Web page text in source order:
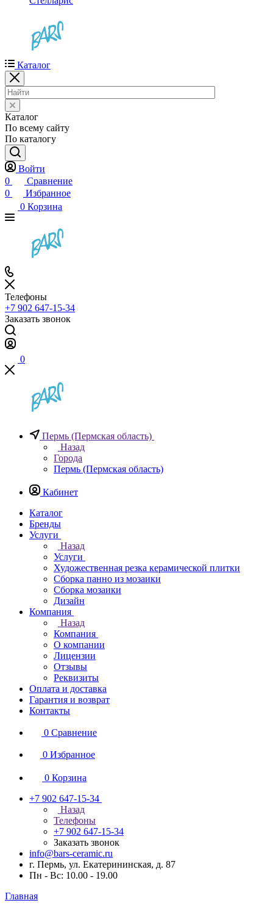
Каталог
Каталог
По всему сайту
По каталогу
Войти
0
Сравнение
0
Избранное
0 Корзина
Телефоны
+7 902 647-15-34
Заказать звонок
0
Пермь (Пермская область)
Назад
Города
Пермь (Пермская область)
Кабинет
Каталог
Бренды
Услуги
Назад
Услуги
Художественная резка керамической плитки
Сборка панно из мозаики
Сборка мозаики
Дизайн
Компания
Назад
Компания
О компании
Лицензии
Отзывы
Реквизиты
Оплата и доставка
Гарантия и возврат
Контакты
0 Сравнение
0 Избранное
0 Корзина
+7 902 647-15-34
Назад
Телефоны
+7 902 647-15-34
Заказать звонок
info@bars-ceramic.ru
г. Пермь, ул. Екатерининская, д. 87
Пн - Вс: 10.00 - 19.00
Главная